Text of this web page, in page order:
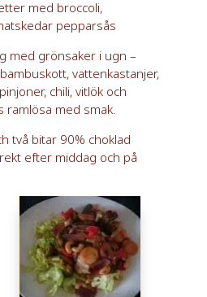
med broccoli,
pepparsås
med grönsaker i ugn –
vattenkastanjer,
chili, vitlök och
ramlösa med smak.
två bitar 90% choklad
efter middag och på